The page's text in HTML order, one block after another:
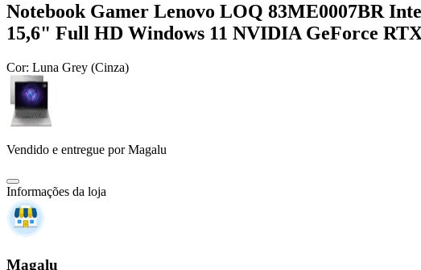
Notebook Gamer Lenovo LOQ 83ME0007BR
15,6" Full HD Windows 11 NVIDIA GeForce
Cor: Luna Grey (Cinza)
Vendido e entregue por Magalu
Informações da loja
Magalu